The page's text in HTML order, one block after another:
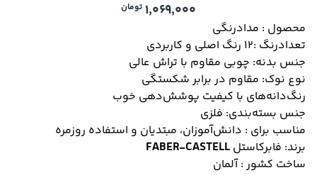
1,069,000 تومان
محصول : مدادرنگی
تعدادرنگ :۱۲ رنگ اصلی و کاربردی
جنس بدنه: چوبی مقاوم با تراش عالی
نوع نوک: مقاوم در برابر شکستگی
رنگ‌دانه‌های با کیفیت پوشش‌دهی خوب
جنس بسته‌بندی: فلزی
مناسب برای : دانش‌آموزان، مبتدیان و استفاده روزمره
برند: فابرکاستل FABER‑CASTELL
ساخت کشور : آلمان